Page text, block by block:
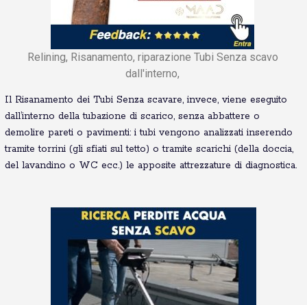
Relining, Risanamento, riparazione Tubi Senza scavo
dall'interno,
Il Risanamento dei Tubi Senza scavare, invece, viene eseguito
dall’interno della tubazione di scarico, senza abbattere o
demolire pareti o pavimenti: i tubi vengono analizzati inserendo
tramite torrini (gli sfiati sul tetto) o tramite scarichi (della doccia,
del lavandino o WC ecc.) le apposite attrezzature di diagnostica.